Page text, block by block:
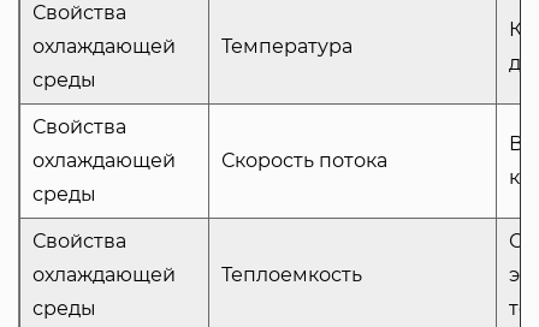
Свойства
охлаждающей
среды
Температура
Свойства
охлаждающей
среды
Скорость потока
Свойства
охлаждающей
среды
Теплоемкость